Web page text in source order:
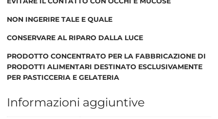
NON INGERIRE TALE E QUALE
CONSERVARE AL RIPARO DALLA LUCE
PRODOTTO CONCENTRATO PER LA FABBRICAZIONE DI
PRODOTTI ALIMENTARI DESTINATO ESCLUSIVAMENTE
PER PASTICCERIA E GELATERIA
Informazioni aggiuntive